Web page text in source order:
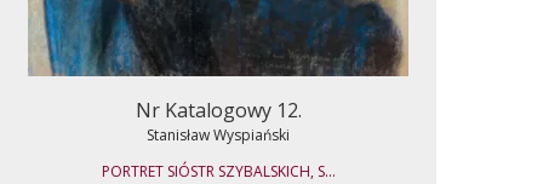
Nr Katalogowy 12.
Stanisław Wyspiański
PORTRET SIÓSTR SZYBALSKICH, S...